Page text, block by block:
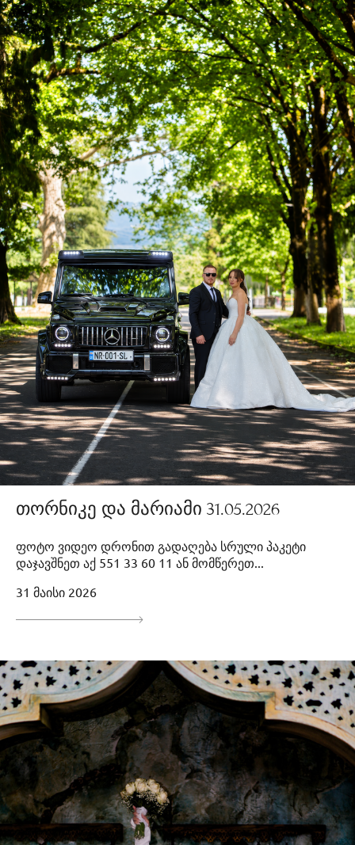
თორნიკე და მარიამი 31.05.2026
ფოტო ვიდეო დრონით გადაღება სრული პაკეტი
დაჯავშნეთ აქ 551 33 60 11 ან მომწერეთ...
31 მაისი 2026